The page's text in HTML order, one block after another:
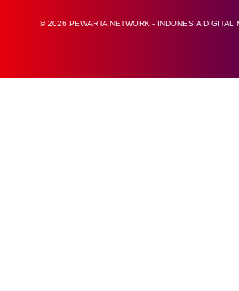
© 2026 PEWARTA NETWORK - INDONESIA DIGITAL